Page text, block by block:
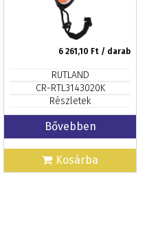
6 261,10 Ft / darab
RUTLAND
CR-RTL3143020K
Részletek
Bővebben
Kosárba